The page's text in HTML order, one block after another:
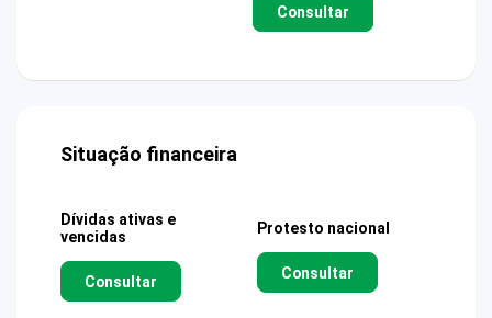
Consultar
Situação financeira
Dívidas ativas e
vencidas
Consultar
Protesto nacional
Consultar